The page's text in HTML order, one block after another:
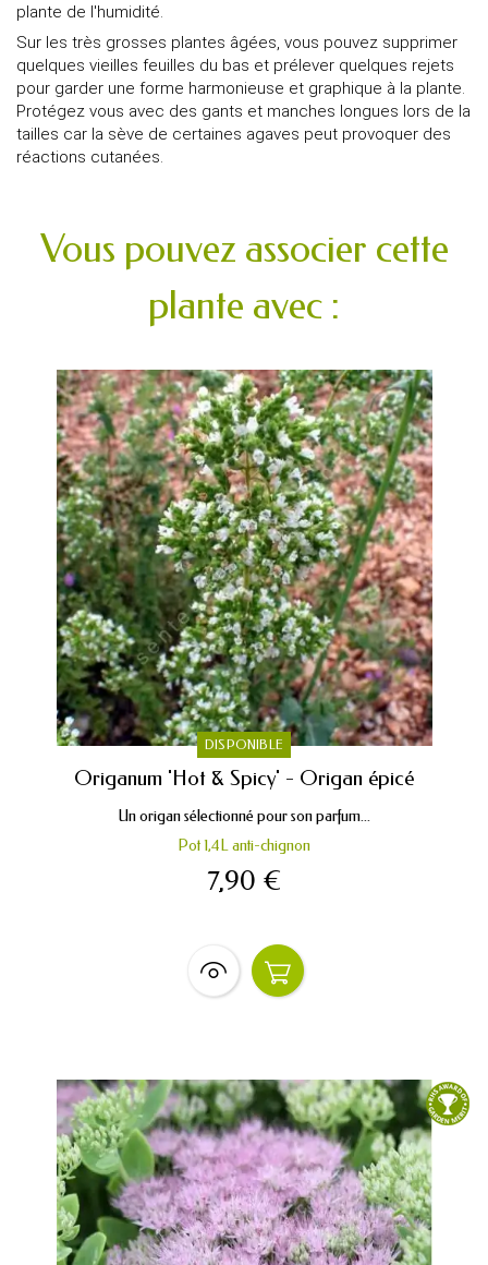
plante de l'humidité.
Sur les très grosses plantes âgées, vous pouvez supprimer
quelques vieilles feuilles du bas et prélever quelques rejets
pour garder une forme harmonieuse et graphique à la plante.
Protégez vous avec des gants et manches longues lors de la
tailles car la sève de certaines agaves peut provoquer des
réactions cutanées.
Vous pouvez associer cette
plante avec :
DISPONIBLE
Origanum 'Hot & Spicy' - Origan épicé
Un origan sélectionné pour son parfum...
Pot 1,4L anti-chignon
7,90 €